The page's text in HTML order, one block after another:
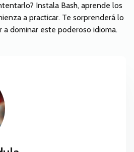
Instala Bash, aprende los
a practicar. Te sorprenderá lo
a dominar este poderoso idioma.